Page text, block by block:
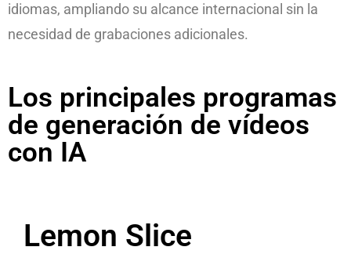
idiomas, ampliando su alcance internacional sin la
necesidad de grabaciones adicionales.
Los principales programas
de generación de vídeos
con IA
Lemon Slice